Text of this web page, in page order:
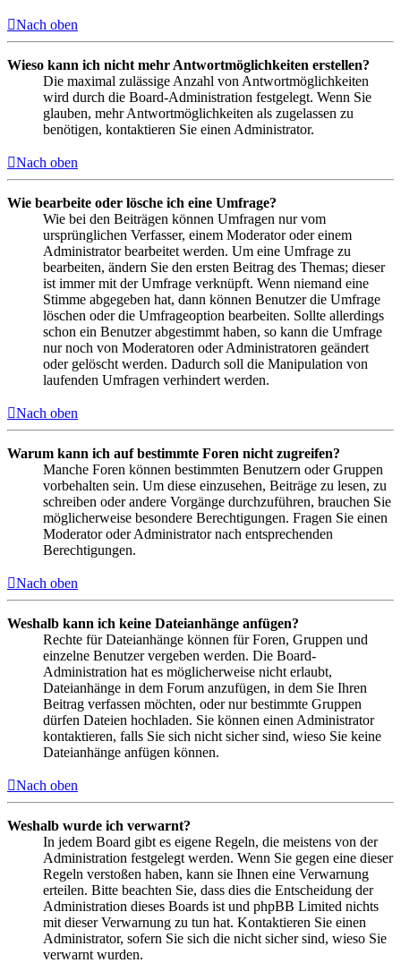
Nach oben
Wieso kann ich nicht mehr Antwortmöglichkeiten erstellen?
Die maximal zulässige Anzahl von Antwortmöglichkeiten
wird durch die Board-Administration festgelegt. Wenn Sie
glauben, mehr Antwortmöglichkeiten als zugelassen zu
benötigen, kontaktieren Sie einen Administrator.
Nach oben
Wie bearbeite oder lösche ich eine Umfrage?
Wie bei den Beiträgen können Umfragen nur vom
ursprünglichen Verfasser, einem Moderator oder einem
Administrator bearbeitet werden. Um eine Umfrage zu
bearbeiten, ändern Sie den ersten Beitrag des Themas; dieser
ist immer mit der Umfrage verknüpft. Wenn niemand eine
Stimme abgegeben hat, dann können Benutzer die Umfrage
löschen oder die Umfrageoption bearbeiten. Sollte allerdings
schon ein Benutzer abgestimmt haben, so kann die Umfrage
nur noch von Moderatoren oder Administratoren geändert
oder gelöscht werden. Dadurch soll die Manipulation von
laufenden Umfragen verhindert werden.
Nach oben
Warum kann ich auf bestimmte Foren nicht zugreifen?
Manche Foren können bestimmten Benutzern oder Gruppen
vorbehalten sein. Um diese einzusehen, Beiträge zu lesen, zu
schreiben oder andere Vorgänge durchzuführen, brauchen Sie
möglicherweise besondere Berechtigungen. Fragen Sie einen
Moderator oder Administrator nach entsprechenden
Berechtigungen.
Nach oben
Weshalb kann ich keine Dateianhänge anfügen?
Rechte für Dateianhänge können für Foren, Gruppen und
einzelne Benutzer vergeben werden. Die Board-
Administration hat es möglicherweise nicht erlaubt,
Dateianhänge in dem Forum anzufügen, in dem Sie Ihren
Beitrag verfassen möchten, oder nur bestimmte Gruppen
dürfen Dateien hochladen. Sie können einen Administrator
kontaktieren, falls Sie sich nicht sicher sind, wieso Sie keine
Dateianhänge anfügen können.
Nach oben
Weshalb wurde ich verwarnt?
In jedem Board gibt es eigene Regeln, die meistens von der
Administration festgelegt werden. Wenn Sie gegen eine dieser
Regeln verstoßen haben, kann sie Ihnen eine Verwarnung
erteilen. Bitte beachten Sie, dass dies die Entscheidung der
Administration dieses Boards ist und phpBB Limited nichts
mit dieser Verwarnung zu tun hat. Kontaktieren Sie einen
Administrator, sofern Sie sich die nicht sicher sind, wieso Sie
verwarnt wurden.